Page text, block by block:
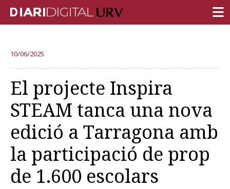
RECERCA
DOCÈNCIA
INSTITUCIÓ
VIDA AL CAMPUS
COMUNITAT URV
REPORTATGES
10/06/2025
El projecte Inspira
STEAM tanca una nova
edició a Tarragona amb
la participació de prop
de 1.600 escolars